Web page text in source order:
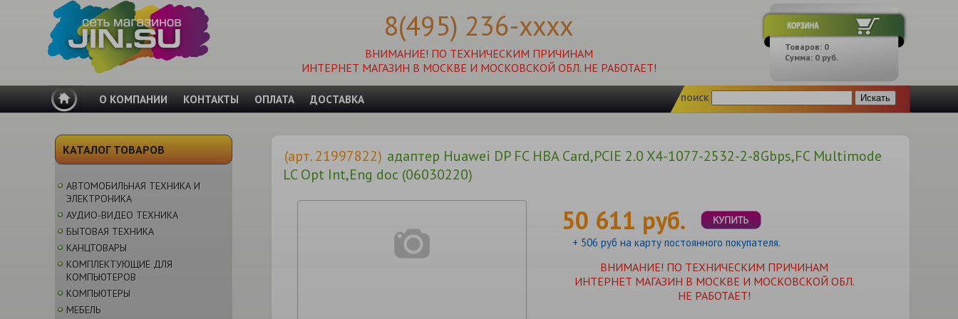
8(495) 236-xxxx
ВНИМАНИЕ! ПО ТЕХНИЧЕСКИМ ПРИЧИНАМ
ИНТЕРНЕТ МАГАЗИН В МОСКВЕ И МОСКОВСКОЙ ОБЛ. НЕ РАБОТАЕТ!
Товаров: 0
Сумма: 0руб.
О КОМПАНИИ КОНТАКТЫ ОПЛАТА ДОСТАВКА ПОИСК
КАТАЛОГ ТОВАРОВ
АВТОМОБИЛЬНАЯ ТЕХНИКА И
ЭЛЕКТРОНИКА
АУДИО-ВИДЕО ТЕХНИКА
БЫТОВАЯ ТЕХНИКА
КАНЦТОВАРЫ
КОМПЛЕКТУЮЩИЕ ДЛЯ
КОМПЬЮТЕРОВ
КОМПЬЮТЕРЫ
МЕБЕЛЬ
(арт. 21997822) адаптер Huawei DP FC HBA Card,PCIE 2.0 X4-1077-2532-2-8Gbps,FC Multimode
LC Opt Int,Eng doc (06030220)
50 611 руб.
+ 506 руб на карту постоянного покупателя.
ВНИМАНИЕ! ПО ТЕХНИЧЕСКИМ ПРИЧИНАМ
ИНТЕРНЕТ МАГАЗИН В МОСКВЕ И МОСКОВСКОЙ ОБЛ.
НЕ РАБОТАЕТ!